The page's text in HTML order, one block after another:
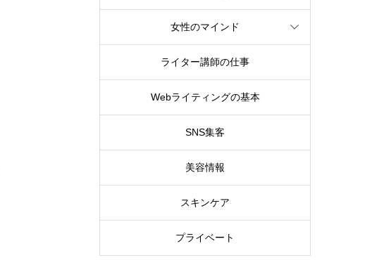
女性のマインド
ライター講師の仕事
Webライティングの基本
SNS集客
美容情報
スキンケア
プライベート